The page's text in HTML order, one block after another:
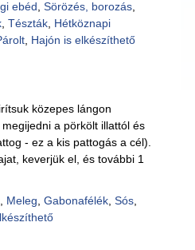
ebéd Sörözés, borozás,
, Tészták, Hétköznapi
, Hajón is elkészíthető
közepes lángon
a pörkölt illattól és
- ez a kis pattogás a cél).
keverjük el, és további 1
Meleg Gabonafélék, Sós,